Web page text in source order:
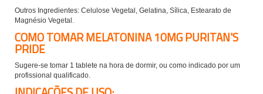
Outros Ingredientes: Celulose Vegetal, Gelatina, Sílica, Estearato de
Magnésio Vegetal.
COMO TOMAR MELATONINA 10MG PURITAN'S
PRIDE
Sugere-se tomar 1 tablete na hora de dormir, ou como indicado por um
profissional qualificado.